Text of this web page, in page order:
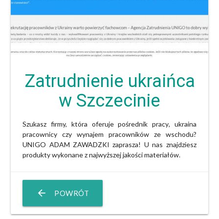
Zatrudnienie ukraińca
w Szczecinie
Szukasz firmy, która oferujepośrednik pracy, ukraina
pracownicy czywynajem pracowników ze wschodu?
UNIGO ADAM ZAWADZKI zaprasza! U nas znajdziesz
produkty wykonane z najwyższej jakości materiałów.
arrow_back POWRÓT